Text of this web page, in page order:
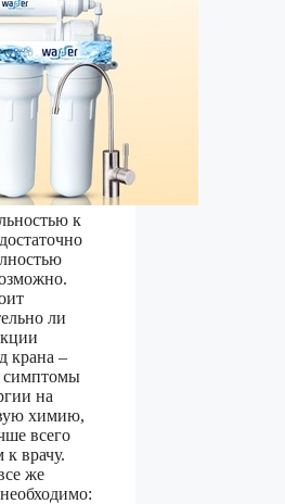
к
ли
крана –
симптомы
на
химию,
всего
к врачу.
же